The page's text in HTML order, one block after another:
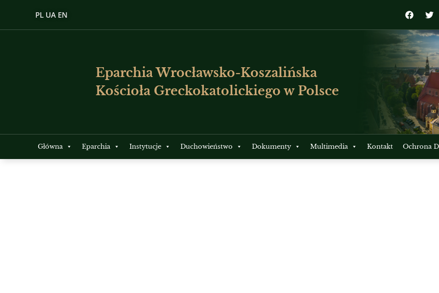
PL UA EN
Eparchia Wrocławsko-Koszalińska
Kościoła Greckokatolickiego w Polsce
Główna Eparchia Instytucje Duchowieństwo Dokumenty Multimedia Kontakt Ochrona